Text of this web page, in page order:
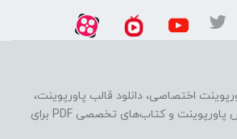
اختصاصی، دانلود قالب پاورپوینت،
پاورپوینت آماده، آموزش پاورپوینت و کتاب‌های تخصصی PDF برای